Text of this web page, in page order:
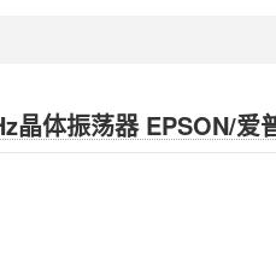
晶体振荡器 EPSON/爱